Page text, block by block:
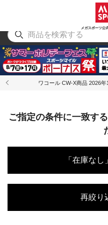
メガスポーツ公
アウトドア
ワコール CW-X商品 2026
ご指定の条件に一致す
「在庫な
再絞り